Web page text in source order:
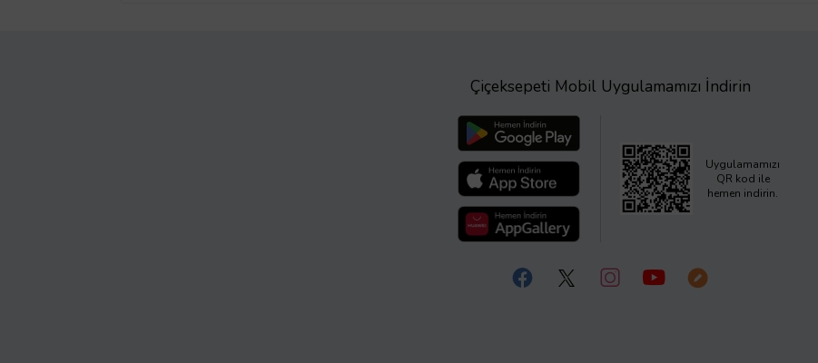
Çiçeksepeti Mobil Uygulamamızı İndirin
Uygulamamızı
QR kod ile
hemen indirin.